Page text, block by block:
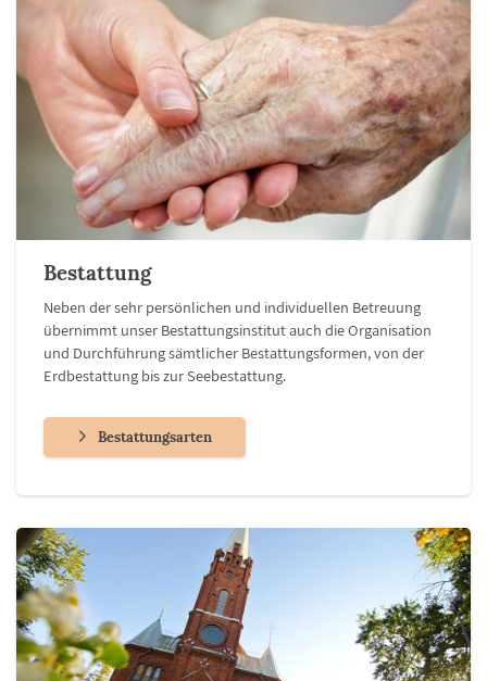
Bestattung
Neben der sehr persönlichen und individuellen Betreuung
übernimmt unser Bestattungsinstitut auch die Organisation
und Durchführung sämtlicher Bestattungsformen, von der
Erdbestattung bis zur Seebestattung.
Bestattungsarten